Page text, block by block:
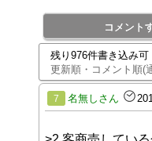
コメント
残り976件書き込み可
更新順・コメント順(
7 名無しさん